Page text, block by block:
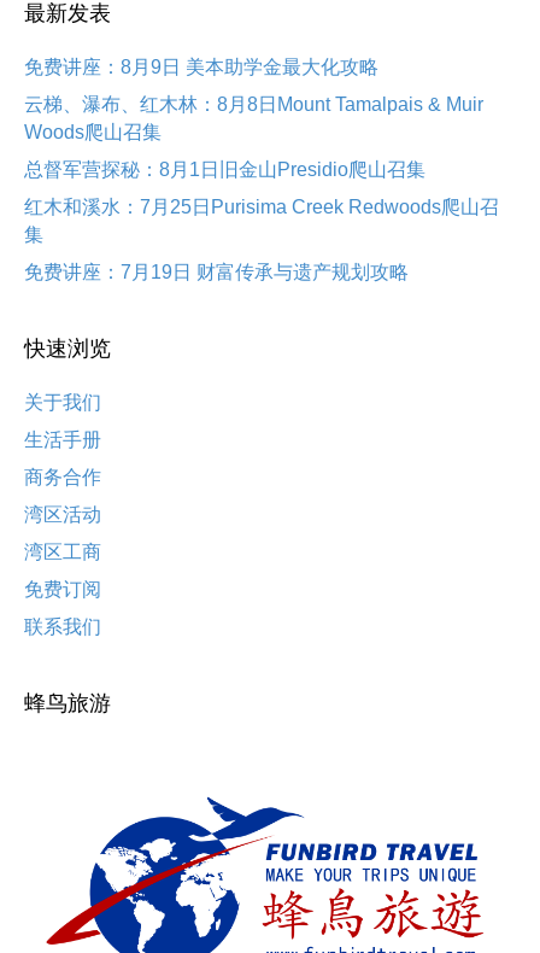
最新发表
免费讲座：8月9日 美本助学金最大化攻略
云梯、瀑布、红木林：8月8日Mount Tamalpais & Muir
Woods爬山召集
总督军营探秘：8月1日旧金山Presidio爬山召集
红木和溪水：7月25日Purisima Creek Redwoods爬山召
集
免费讲座：7月19日 财富传承与遗产规划攻略
快速浏览
关于我们
生活手册
商务合作
湾区活动
湾区工商
免费订阅
联系我们
蜂鸟旅游